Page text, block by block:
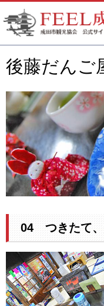
FEEL成田 成田市観光協会
サイト
後藤だんご
04 つきたて、